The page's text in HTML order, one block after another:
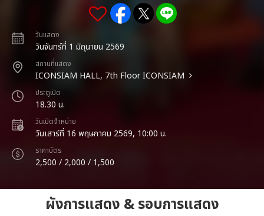
วันแสดง
วันจันทร์ที่ 1 มิถุนายน 2569
สถานที่แสดง
ICONSIAM HALL, 7th Floor ICONSIAM
ประตูเปิด
18.30 น.
วันเปิดจำหน่าย
วันเสาร์ที่ 16 พฤษภาคม 2569, 10:00 น.
ราคาบัตร
2,500 / 2,000 / 1,500
ผังการแสดง & รอบการแสดง